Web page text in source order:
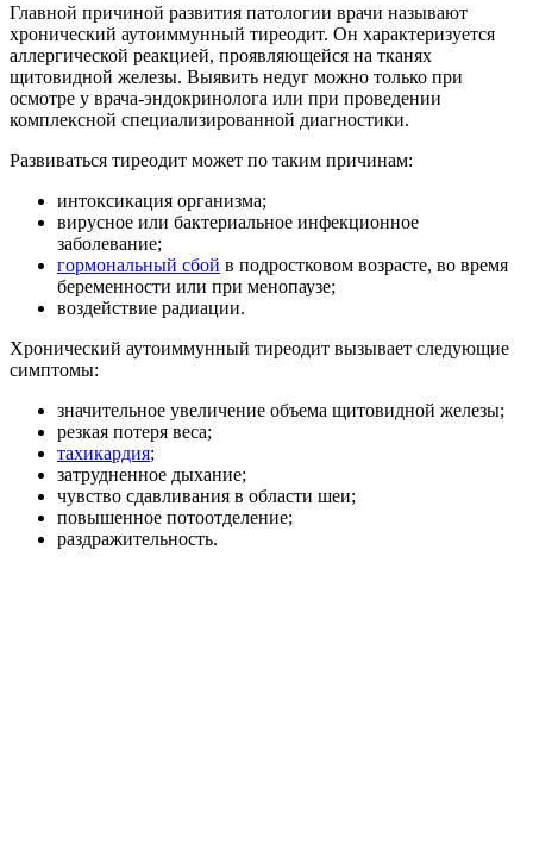
Главной причиной развития патологии врачи называют
хронический аутоиммунный тиреодит. Он характеризуется
аллергической реакцией, проявляющейся на тканях
щитовидной железы. Выявить недуг можно только при
осмотре у врача-эндокринолога или при проведении
комплексной специализированной диагностики.
Развиваться тиреодит может по таким причинам:
интоксикация организма;
вирусное или бактериальное инфекционное
заболевание;
гормональный сбой в подростковом возрасте, во время
беременности или при менопаузе;
воздействие радиации.
Хронический аутоиммунный тиреодит вызывает следующие
симптомы:
значительное увеличение объема щитовидной железы;
резкая потеря веса;
тахикардия;
затрудненное дыхание;
чувство сдавливания в области шеи;
повышенное потоотделение;
раздражительность.